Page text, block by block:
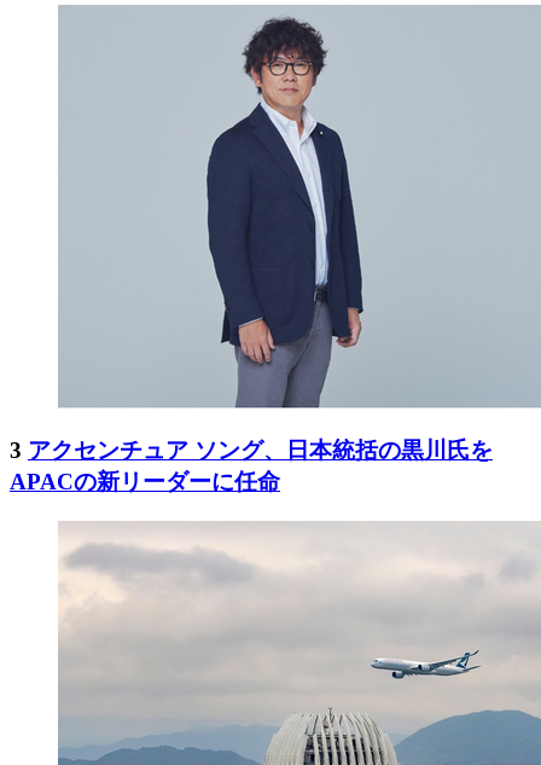
3 アクセンチュア ソング、日本統括の黒川氏を
APACの新リーダーに任命